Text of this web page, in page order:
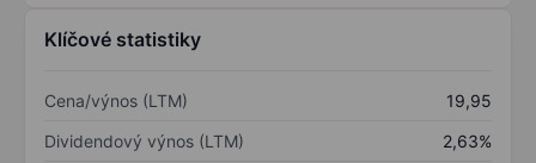
Klíčové statistiky
Cena/výnos (LTM)
19,95
Dividendový výnos (LTM)
2,63%